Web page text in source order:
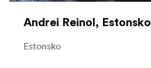
Andrei Reinol, Estonsko
Estonsko